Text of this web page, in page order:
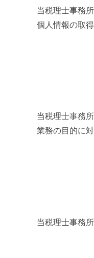
当税理士事務
個人情報の取
当税理士事務
業務の目的に
当税理士事務